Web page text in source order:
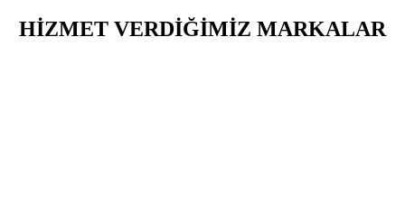
HİZMET VERDİĞİMİZ MARKALAR